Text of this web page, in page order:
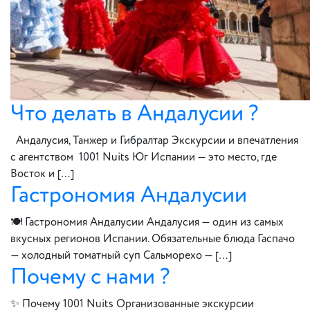
Что делать в Андалусии ?
Андалусия, Танжер и Гибралтар Экскурсии и впечатления
с агентством 1001 Nuits Юг Испании — это место, где
Восток и […]
Гастрономия Андалусии
🍽 Гастрономия Андалусии Андалусия — один из самых
вкусных регионов Испании. Обязательные блюда Гаспачо
— холодный томатный суп Сальморехо — […]
Почему с нами ?
✨ Почему 1001 Nuits Организованные экскурсии